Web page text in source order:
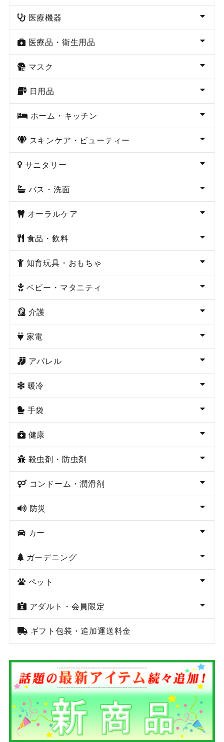
医療機器
医療品・衛生用品
マスク
日用品
ホーム・キッチン
スキンケア・ビューティー
サニタリー
バス・洗面
オーラルケア
食品・飲料
知育玩具・おもちゃ
ベビー・マタニティ
介護
家電
アパレル
暖冷
手袋
健康
殺虫剤・防虫剤
コンドーム・潤滑剤
防災
カー
ガーデニング
ペット
アダルト・会員限定
ギフト包装・追加運送料金